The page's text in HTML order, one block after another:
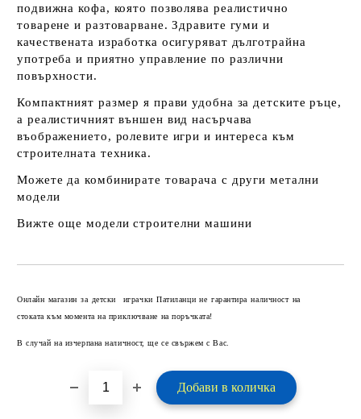
подвижна кофа, която позволява реалистично
товарене и разтоварване. Здравите гуми и
качествената изработка осигуряват дълготрайна
употреба и приятно управление по различни
повърхности.
Компактният размер я прави удобна за детските ръце,
а реалистичният външен вид насърчава
въображението, ролевите игри и интереса към
строителната техника.
Можете да комбинирате товарача с другиметални
модели
Вижте още моделистроителни машини
Онлайн магазин за детски играчки Патиланци не гарантира наличност на
стоката към момента на приключване на поръчката!
В случай на изчерпана наличност, ще се свържем с Вас.